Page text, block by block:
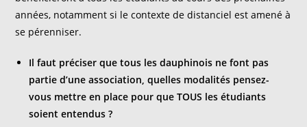
années, notamment si le contexte de distanciel est amené à
se pérenniser.
Il faut préciser que tous les dauphinois ne font pas
partie d’une association, quelles modalités pensez-
vous mettre en place pour que TOUS les étudiants
soient entendus ?